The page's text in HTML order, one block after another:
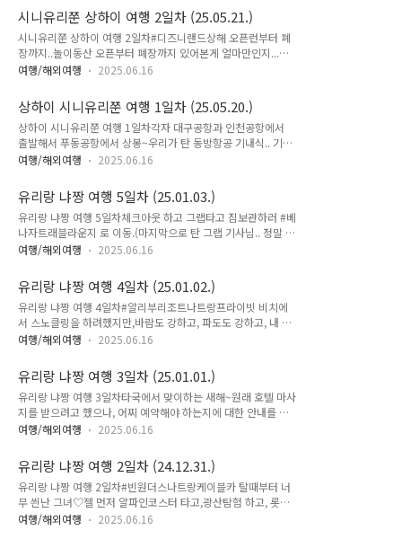
투어..
어 신청했는데.. 우리끼리 VIP투어가 되어버렸다.먼저 #우전수
향마을동책 에 가서 가이드님의 안내에 따라 여기저기 다니고,
서책에서 줄서서 사먹는 무 튀김도 쉽게 사먹고!! (완전 맛도리)
친절한 가이드님.. 아이들이 더워하니 맛난 아이스크림도 사주셨
음..유람선도 타고..#우전수향마을서책 으로 넘어가서 자유시간
면서 공연하는데 시니는 불려나가서 모자 묘기도 도전해 보고..
나름 알차게 잘 보냈던 하루.. 시내에서..
시니유리쭌 상하이 여행 2일차 (25.05.21.)
시니유리쭌 상하이 여행 2일차#디즈니랜드상해 오픈런부터 폐
장까지..놀이동산 오픈부터 폐장까지 있어본게 얼마만인지...와..
너무 재미있었지만 그만큼 힘들었다.. (늙..)#주토피아 어트랙션
링래피드 #트론 등 필수 어트랙션은 다 타본 듯..#퍼레이드 도
보고 #불꽃놀이🎆 까지..완전 하루를 불태웠네..오늘을 위해 선
택했던 #노보텔상하이클로버 디즈니 셔틀버스 덕에 오고가고도
너무 편했던..아이들이 너무 좋아했고.. 오전엔 비가 오락 가락
했지만 오후엔 해나고 낢씨도 너무 좋았던 디즈니랜드..잘 놓았
여행/해외여행 2025.06.16
상하이 시니유리쭌 여행 1일차 (25.05.20.)
상하이 시니유리쭌 여행 1일차각자 대구공항과 인천공항에서
출발해서 푸동공항에서 상봉~우리가 탄 동방항공 기내식.. 기대
안했는데 치킨 라이스가 나와서 애들이 맛나다고 잘 먹었다.DiDi
동 (3천원차이 정도.. 차가 엄청 쌔삥이어서 만족)근데 ㅠ 호텔
도착 해서 내 알리가 안되는 거다!! 순간 당황쓰.. 일단 아가씨 알
리로 결제 하고 하차.. 😔 😥#노보텔상하이클로버 호텔 체크인
하고 커넥팅룸으로 배정받아 일단 짐 풀고. 잠시 흔들린 정줄 부
여잡고..이른 저녁을 위해 제일백화점으로!!옛날옛적에 #헌지우
웨이팅...와.. 역시 뭐든 현지가 짱이네.. 시소쭌.. 다들 엄청 ..
여행/해외여행 2025.06.16
유리랑 냐짱 여행 5일차 (25.01.03.)
유리랑 냐짱 여행 5일차체크아웃 하고 그랩타고 짐보관하러 #베
나자트래블라운지 로 이동.(마지막으로 탄 그랩 기사님.. 정말 깔
끔하고, 베트남스럽지 않게 운전을 차분하게 하심..경적도 1도
랩 팁도 드림 😁)짐 맡겨 놓고 #cccpcoffeehồngbàng 재방
문!!첫날 실패를 교훈삼아 코코넛 커피 주문하고,점심 먹으러 #
라냐 로!!하나투어 단체 예약과 함께.. 한국식당인지 아닌지 모를
정도로 한국인들만 있는 ㅋㅋ공심채도, 오징어도, 돼지갈비도 다
맛났다..(그래도 공심채는 동호콴이 짱임)식사 후 렌트카(4시간)
시가 반이 남네..결국 #나트랑대성당 도 갔는데.. 가자마자 미사..
여행/해외여행 2025.06.16
유리랑 냐짱 여행 4일차 (25.01.02.)
유리랑 냐짱 여행 4일차#알리부리조트나트랑프라이빗 비치에
서 스노클링을 하려했지만,바람도 강하고, 파도도 강하고, 내 손
조차 안보일정도로 탁한 물로 포기!인피니티 풀에서 놀았지만
고!!담시장에서 나랑 율이랑 시니 라탄 가방 한개씩 사고, 신랑은
편한 슬리퍼 하나 구입..(슬리퍼가 젤 비쌈...)과일 담아 두기 좋
은 라탄 바구니도 하나 겓!!점심은 #tomtomtom 모닝글로리
가 엄청 굵은 줄기 뿐이라 아쉬웠다.. 😢#제시프루츠 에서 망고
슬러시랑 오레오 수플레랑 코코넛 크로플이랑 먹으며 당충전 하
고스틴, 잭프룻, 두리안 사서 셔틀버스 타러!!비가 안왔으면 #탑
짱흐엉 도 볼겸 해변..
여행/해외여행 2025.06.16
유리랑 냐짱 여행 3일차 (25.01.01.)
유리랑 냐짱 여행 3일차타국에서 맞이하는 새해~원래 호텔 마사
지를 받으려고 했으나, 어찌 예약해야 하는지에 대한 안내를 도
저히 못 찾아서,,선라이즈 호텔 옆 나트랑 센터에 있는 코코넛 풋
고 엄청 그럴줄 알았는데..좋았다고.. ㅋㅋ오늘은 두번째 숙소인
#알리부리조트나트랑 로 옮기고..점심은 #동호콴 에서.. 모닝글
로리 넘나 맛남...율이는 프라이드 누들이 맛난가봉가..원숭이섬
에서 원숭이도 보고.. 지나가던 한국인 삼촌이 준 바나나로 원숭
이도 주고 ㅋㅋ원숭이 쇼도 보고 (쇼 관람객은 한국인 뿐이었다
여행/해외여행 2025.06.16
유리랑 냐짱 여행 2일차 (24.12.31.)
유리랑 냐짱 여행 2일차#빈원더스나트랑케이블카 탈때부터 너
무 씐난 그녀♡젤 먼저 알파인코스터 타고,광산탐험 하고, 롯데
리아에서 점심 먹고,동물원에서 홍학과 기린과 흑조도 보고,아쿠
여행/해외여행 2025.06.16